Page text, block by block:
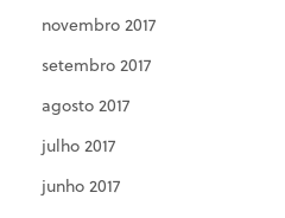
novembro 2017
setembro 2017
agosto 2017
julho 2017
junho 2017